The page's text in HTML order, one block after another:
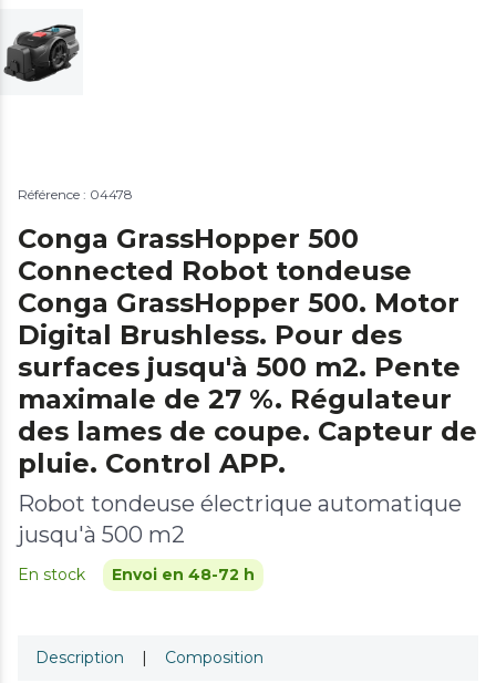
Référence : 04478
Conga GrassHopper 500
Connected Robot tondeuse
Conga GrassHopper 500. Motor
Digital Brushless. Pour des
surfaces jusqu'à 500 m2. Pente
maximale de 27 %. Régulateur
des lames de coupe. Capteur de
pluie. Control APP.
Robot tondeuse électrique automatique
jusqu'à 500 m2
En stock Envoi en 48-72 h
Description | Composition